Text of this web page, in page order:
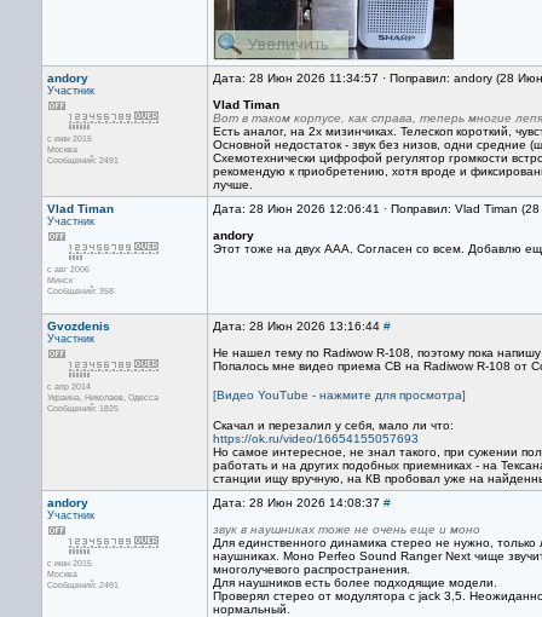
andory
Участник
с июн 2015
Москва
Сообщений: 2491
Дата: 28 Июн 2026 11:34:57 · Поправил: andory (28
Vlad Timan
Вот в таком корпусе, как справа, теперь многие
Есть аналог, на 2х мизинчиках. Телескоп короткий,
Основной недостаток - звук без низов, одни средние
Схемотехнически цифрофой регулятор громкости
рекомендую к приобретению, хотя вроде и
лучше.
Vlad Timan
Участник
с авг 2006
Минск
Сообщений: 358
Дата: 28 Июн 2026 12:06:41 · Поправил: Vlad Timan
andory
Этот тоже на двух ААА. Согласен со всем. Добавлю
Gvozdenis
Участник
с апр 2014
Украина, Николаев, Одесса
Сообщений: 1825
Дата: 28 Июн 2026 13:16:44 #
Не нашел тему по Radiwow R-108, поэтому пока напишу
Попалось мне видео приема СВ на Radiwow R-108 от
[Видео YouTube - нажмите для просмотра]
Скачал и перезалил у себя, мало ли что:
https://ok.ru/video/16654155057693
Но самое интересное, не знал такого, при сужении
работать и на других подобных приемниках - на
станции ищу вручную, на КВ пробовал уже на
andory
Участник
с июн 2015
Москва
Сообщений: 2491
Дата: 28 Июн 2026 14:08:37 #
звук в наушниках тоже не очень еще и моно
Для единственного динамика стерео не нужно,
наушниках. Моно Perfeo Sound Ranger Next чище
многолучевого распространения.
Для наушников есть более подходящие модели.
Проверял стерео от модулятора с jack 3,5.
нормальный.